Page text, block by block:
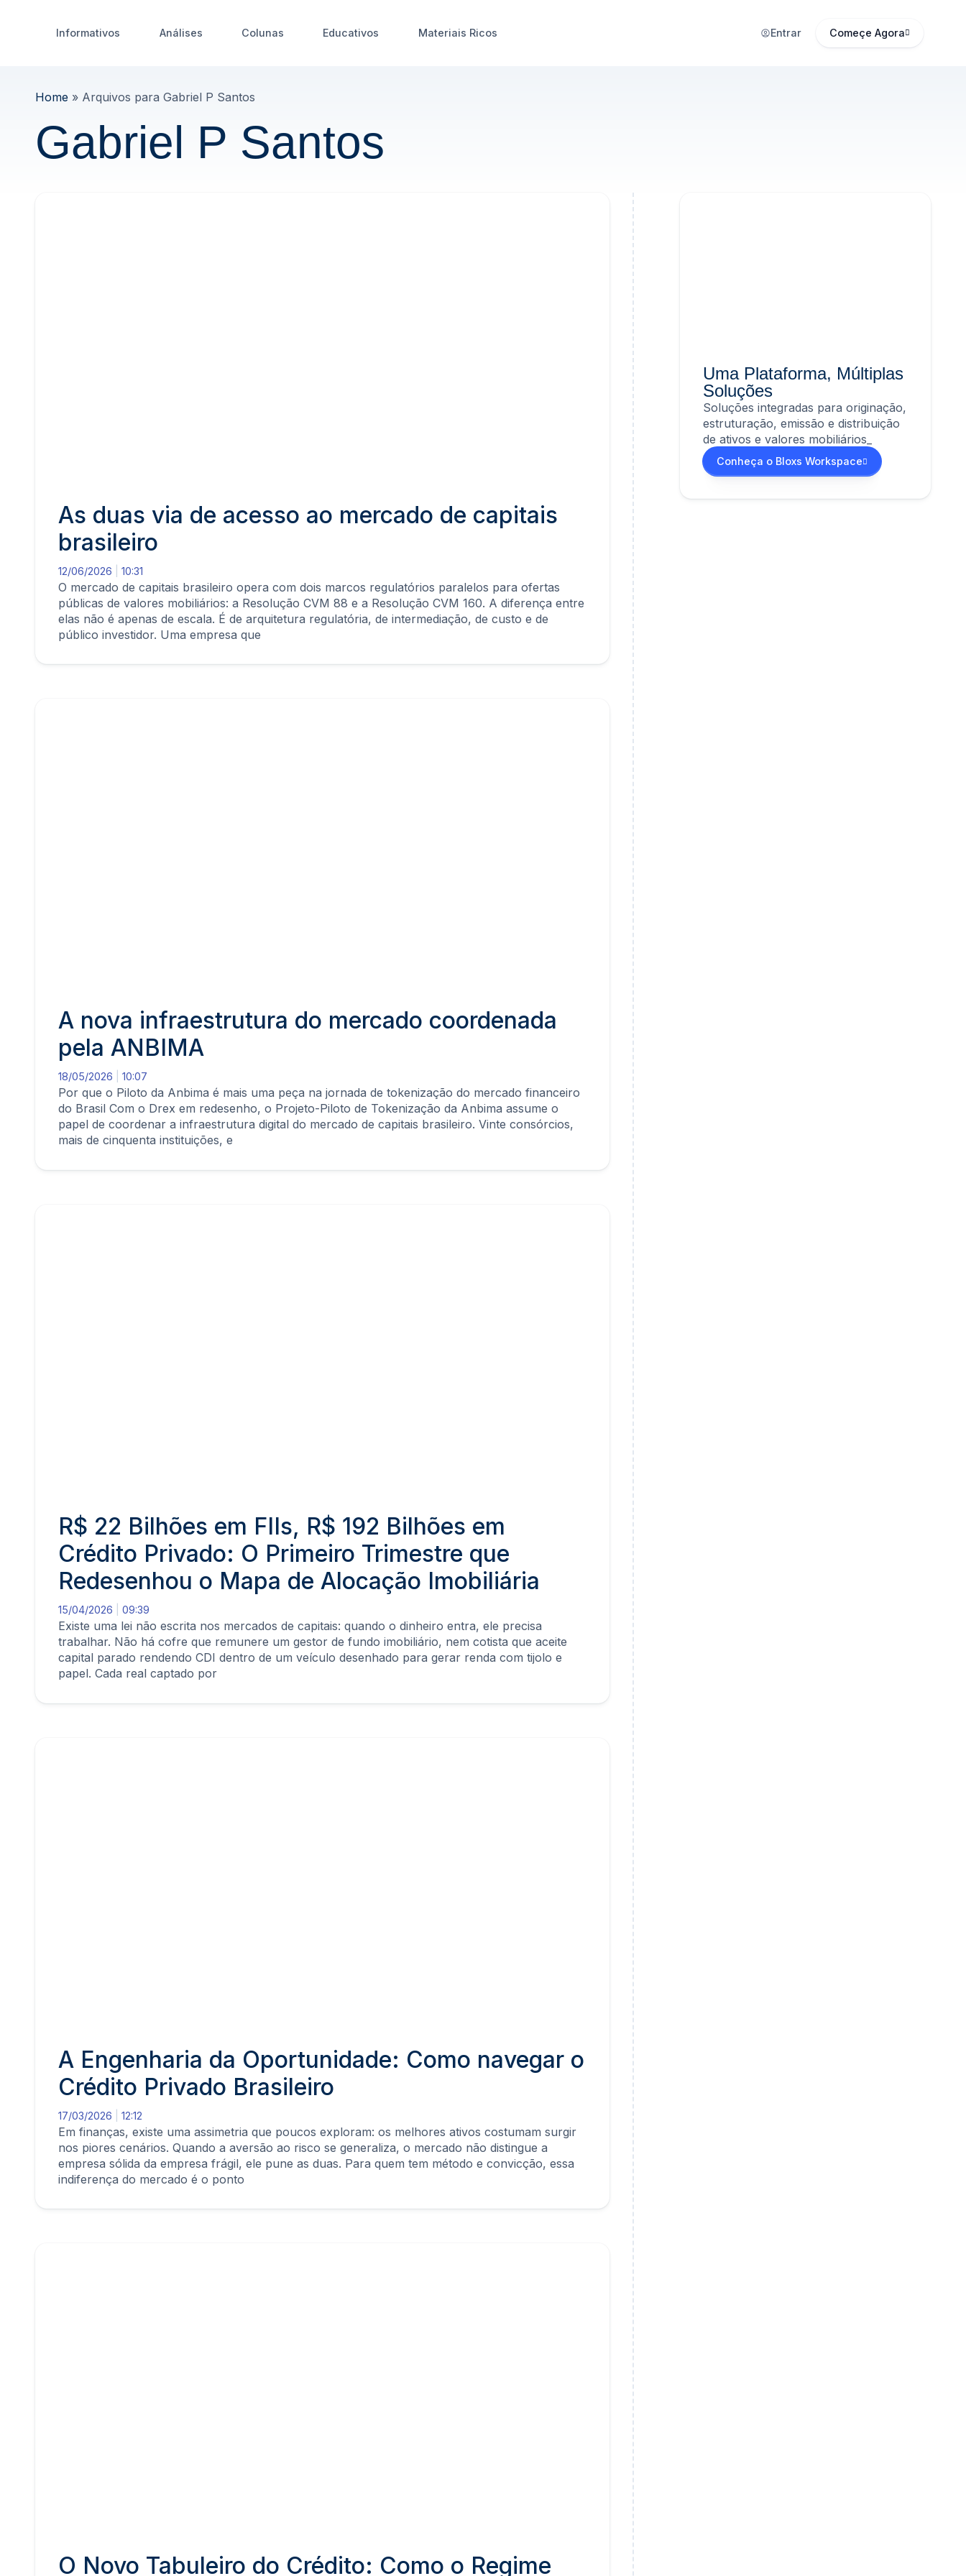
Informativos Análises Colunas Educativos Materiais Ricos Entrar Começe Agora
Home » Arquivos para Gabriel P Santos
Gabriel P Santos
As duas via de acesso ao mercado de capitais
brasileiro
12/06/2026 10:31
O mercado de capitais brasileiro opera com dois marcos regulatórios paralelos para ofertas
públicas de valores mobiliários: a Resolução CVM 88 e a Resolução CVM 160. A diferença entre
elas não é apenas de escala. É de arquitetura regulatória, de intermediação, de custo e de
público investidor. Uma empresa que
A nova infraestrutura do mercado coordenada
pela ANBIMA
18/05/2026 10:07
Por que o Piloto da Anbima é mais uma peça na jornada de tokenização do mercado financeiro
do Brasil Com o Drex em redesenho, o Projeto-Piloto de Tokenização da Anbima assume o
papel de coordenar a infraestrutura digital do mercado de capitais brasileiro. Vinte consórcios,
mais de cinquenta instituições, e
R$ 22 Bilhões em FIIs, R$ 192 Bilhões em
Crédito Privado: O Primeiro Trimestre que
Redesenhou o Mapa de Alocação Imobiliária
15/04/2026 09:39
Existe uma lei não escrita nos mercados de capitais: quando o dinheiro entra, ele precisa
trabalhar. Não há cofre que remunere um gestor de fundo imobiliário, nem cotista que aceite
capital parado rendendo CDI dentro de um veículo desenhado para gerar renda com tijolo e
papel. Cada real captado por
A Engenharia da Oportunidade: Como navegar o
Crédito Privado Brasileiro
17/03/2026 12:12
Em finanças, existe uma assimetria que poucos exploram: os melhores ativos costumam surgir
nos piores cenários. Quando a aversão ao risco se generaliza, o mercado não distingue a
empresa sólida da empresa frágil, ele pune as duas. Para quem tem método e convicção, essa
indiferença do mercado é o ponto
O Novo Tabuleiro do Crédito: Como o Regime
Uma Plataforma, Múltiplas
Soluções
Soluções integradas para originação,
estruturação, emissão e distribuição
de ativos e valores mobiliários_
Conheça o Bloxs Workspace